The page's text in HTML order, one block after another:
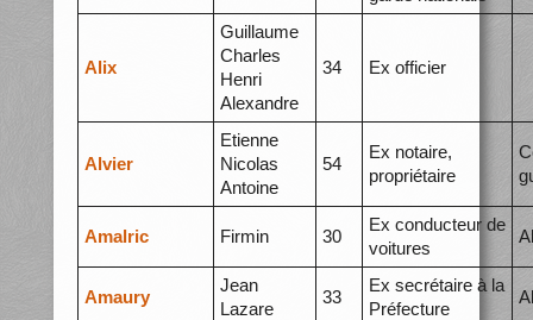
Alix
Guillaume
Charles
Henri
Alexandre
34 Ex officier
Alvier
Etienne
Nicolas
Antoine
54
Ex notaire,
propriétaire
Amalric Firmin 30
Ex conducteur de
voitures
Amaury
Jean
Lazare
33
Ex secrétaire à la
Préfecture